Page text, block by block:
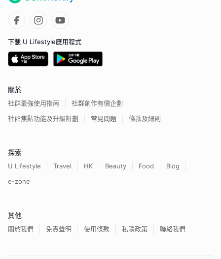
下載 U Lifestyle應用程式
關於
社群最強使用指南
社群創作有價企劃
社群焦點功能及升級計劃
常見問題 條款及細則
探索
U Lifestyle Travel HK Beauty Food
Blog
e-zone
其他
關於我們 免責聲明 使用條款 私隱政策 聯絡我們